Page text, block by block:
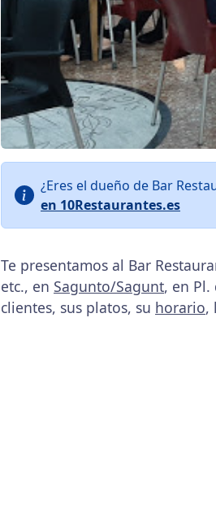
¿Eres el dueño de Bar
en 10Restaurantes.es
Te presentamos al Bar
etc., en Sagunto/Sagunt, en Pl.
clientes, sus platos, su horario,